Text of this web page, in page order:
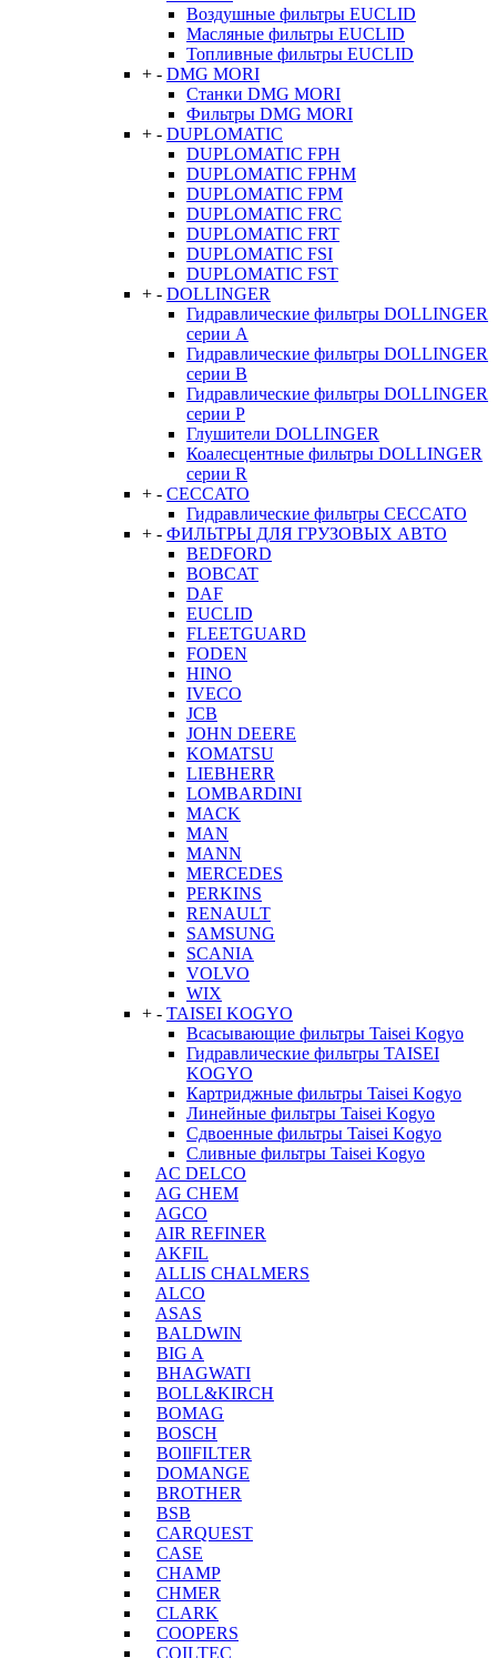
Воздушные фильтры EUCLID
Масляные фильтры EUCLID
Топливные фильтры EUCLID
+ - DMG MORI
Станки DMG MORI
Фильтры DMG MORI
+ - DUPLOMATIC
DUPLOMATIC FPH
DUPLOMATIC FPHM
DUPLOMATIC FPM
DUPLOMATIC FRC
DUPLOMATIC FRT
DUPLOMATIC FSI
DUPLOMATIC FST
+ - DOLLINGER
Гидравлические фильтры DOLLINGER
серии A
Гидравлические фильтры DOLLINGER
серии B
Гидравлические фильтры DOLLINGER
серии P
Глушители DOLLINGER
Коалесцентные фильтры DOLLINGER
серии R
+ - CECCATO
Гидравлические фильтры CECCATO
+ - ФИЛЬТРЫ ДЛЯ ГРУЗОВЫХ АВТО
BEDFORD
BOBCAT
DAF
EUCLID
FLEETGUARD
FODEN
HINO
IVECO
JCB
JOHN DEERE
KOMATSU
LIEBHERR
LOMBARDINI
MACK
MAN
MANN
MERCEDES
PERKINS
RENAULT
SAMSUNG
SCANIA
VOLVO
WIX
+ - TAISEI KOGYO
Всасывающие фильтры Taisei Kogyo
Гидравлические фильтры TAISEI
KOGYO
Картриджные фильтры Taisei Kogyo
Линейные фильтры Taisei Kogyo
Сдвоенные фильтры Taisei Kogyo
Сливные фильтры Taisei Kogyo
AC DELCO
AG CHEM
AGCO
AIR REFINER
AKFIL
ALLIS CHALMERS
ALCO
ASAS
BALDWIN
BIG A
BHAGWATI
BOLL&KIRCH
BOMAG
BOSCH
BOIlFILTER
DOMANGE
BROTHER
BSB
CARQUEST
CASE
CHAMP
CHMER
CLARK
COOPERS
COILTEC